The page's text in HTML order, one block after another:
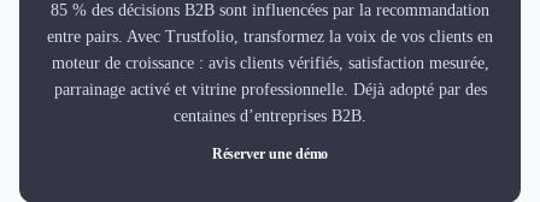
Conseil en Management et Organisation
Gestion paie
Coaching
85 % des décisions B2B sont influencées par la recommandation
entre pairs. Avec Trustfolio, transformez la voix de vos clients en
moteur de croissance : avis clients vérifiés, satisfaction mesurée,
parrainage activé et vitrine professionnelle. Déjà adopté par des
centaines d’entreprises B2B.
Réserver une démo